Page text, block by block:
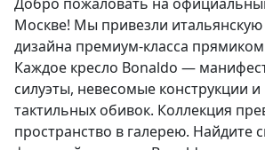
Добро пожаловать на
Москве! Мы привезли итальянскую
дизайна премиум-класса
Каждое кресло Bonaldo —
силуэты, невесомые конструкции
тактильных обивок. Коллекция
пространство в галерею. Найдите